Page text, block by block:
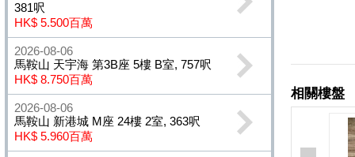
381呎
HK$ 5.500百萬
2026-08-06
馬鞍山 天宇海 第3B座 5樓 B室, 757呎
HK$ 8.750百萬
2026-08-06
馬鞍山 新港城 M座 24樓 2室, 363呎
HK$ 5.960百萬